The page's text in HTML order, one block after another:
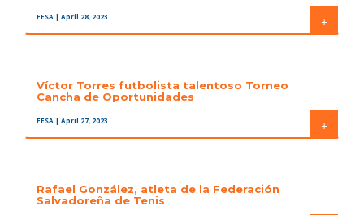
FESA | April 28, 2023 +
Víctor Torres futbolista talentoso Torneo
Cancha de Oportunidades
FESA | April 27, 2023 +
Rafael González, atleta de la Federación
Salvadoreña de Tenis